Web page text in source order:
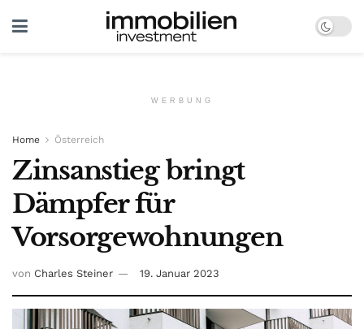
WERBUNG
Home Österreich
Zinsanstieg bringt
Dämpfer für
Vorsorgewohnungen
von Charles Steiner 19. Januar 2023